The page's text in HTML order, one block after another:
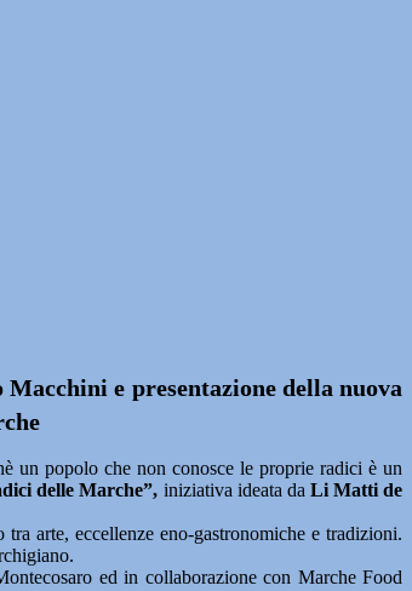
e presentazione della nuova
un popolo che non conosce le proprie radici è un
delle Marche”, iniziativa ideata da Li Matti de
arte, eccellenze eno-gastronomiche e tradizioni.
ed in collaborazione con Marche Food